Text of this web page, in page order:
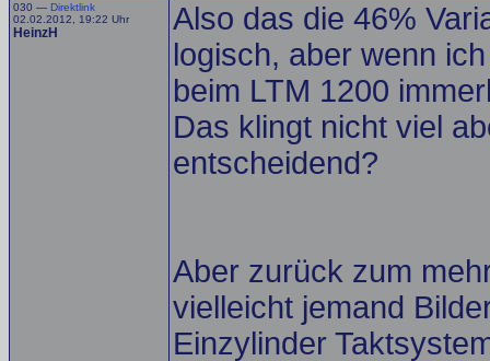
030 — Direktlink
02.02.2012, 19:22 Uhr
HeinzH
Also das die 46%
logisch, aber wenn
beim LTM 1200
Das klingt nicht viel
entscheidend?
Aber zurück zum
vielleicht jemand
Einzylinder